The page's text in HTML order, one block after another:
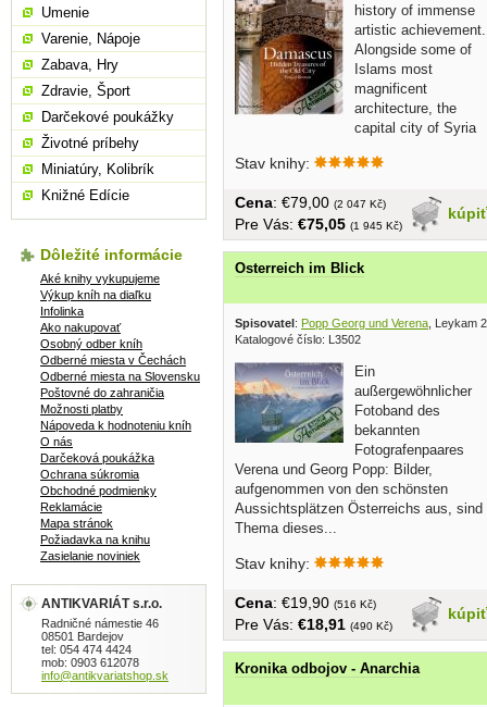
history of immense
artistic achievement.
Alongside some of
Islams most
magnificent
architecture, the
capital city of Syria
Stav knihy:
kúpiť
Cena: €79,00 (2 047 Kč)
Pre Vás: €75,05 (1 945 Kč)
Osterreich im Blick
Spisovatel : Popp Georg und Verena, Leykam
Katalogové číslo: L3502
Ein
außergewöhnlicher
Fotoband des
bekannten
Fotografenpaares
Verena und Georg Popp: Bilder,
aufgenommen von den schönsten
Aussichtsplätzen Österreichs aus, sind
Thema dieses...
Stav knihy:
kúpiť
Cena: €19,90 (516 Kč)
Pre Vás: €18,91 (490 Kč)
Kronika odbojov - Anarchia
Umenie
Varenie, Nápoje
Zabava, Hry
Zdravie, Šport
Darčekové poukážky
Životné príbehy
Miniatúry, Kolibrík
Knižné Edície
Dôležité informácie
Aké knihy vykupujeme
Výkup kníh na diaľku
Infolinka
Ako nakupovať
Osobný odber kníh
Odberné miesta v Čechách
Odberné miesta na Slovensku
Poštovné do zahraničia
Možnosti platby
Nápoveda k hodnoteniu kníh
O nás
Darčeková poukážka
Ochrana súkromia
Obchodné podmienky
Reklamácie
Mapa stránok
Požiadavka na knihu
Zasielanie noviniek
ANTIKVARIÁT s.r.o.
Radničné námestie 46
08501 Bardejov
tel: 054 474 4424
mob: 0903 612078
info@antikvariatshop.sk